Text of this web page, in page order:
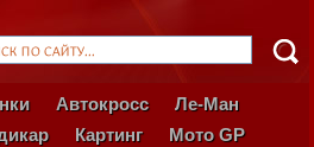
Автокросс
Ле-Ман
Картинг
Мото GP